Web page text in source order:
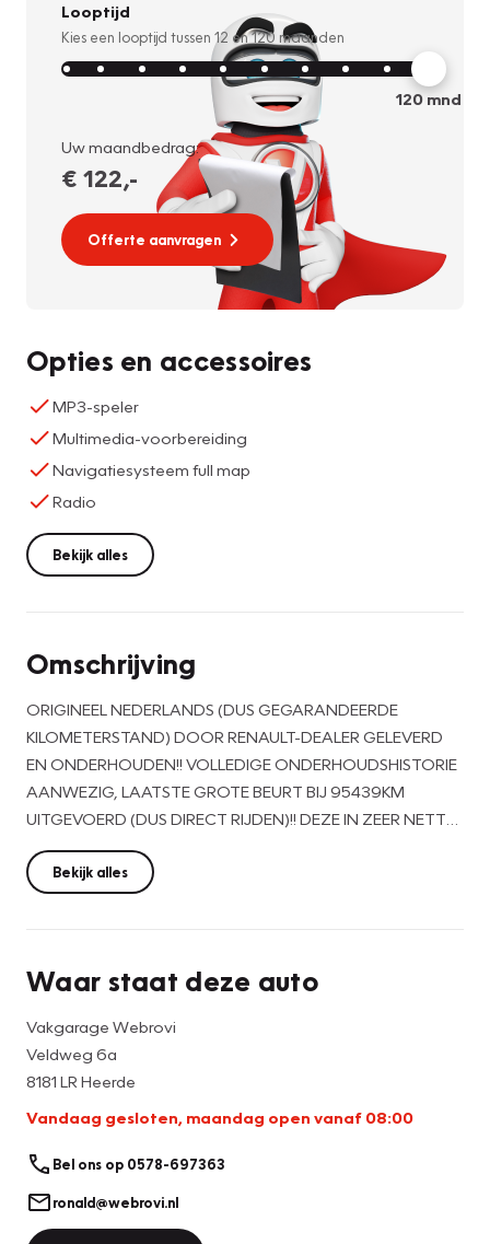
Looptijd
Kies een looptijd tussen 12 en120 maanden
120mnd
Uw maandbedrag:
€ 122,-
Offerte aanvragen
Opties en accessoires
MP3-speler
Multimedia-voorbereiding
Navigatiesysteem full map
Radio
Bekijk alles
Omschrijving
ORIGINEEL NEDERLANDS (DUS GEGARANDEERDE
KILOMETERSTAND) DOOR RENAULT-DEALER GELEVERD
EN ONDERHOUDEN!! VOLLEDIGE ONDERHOUDSHISTORIE
AANWEZIG, LAATSTE GROTE BEURT BIJ 95439KM
UITGEVOERD (DUS DIRECT RIJDEN)!! DEZE IN ZEER NETTE
STAAT VERKERENDE EN COMPLEET UITGEVOERDE
RENAULT CLIO ESTATE 0.9 TCe INTENS WORDT
AFGELEVERD INCLUSIEF NIEUWE REMSCHIJVEN/BLOKKEN
Bekijk alles
Waar staat deze auto
Vakgarage Webrovi
Veldweg 6a
8181 LR Heerde
Vandaag gesloten, maandag open vanaf 08:00
Bel ons op 0578-697363
ronald@webrovi.nl